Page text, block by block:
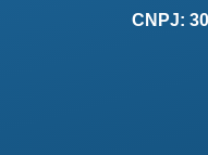
CNPJ: